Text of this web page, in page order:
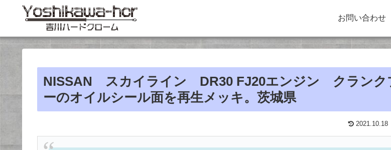
お問い合わせ
NISSAN スカイライン DR30 FJ20エンジン クランク
ーのオイルシール面を再生メッキ。茨城県
2021.10.18